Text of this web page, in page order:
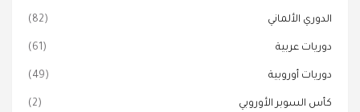
الدوري الألماني (82)
دوريات عربية (61)
دوريات أوروبية (49)
كأس السوبر الأوروبي (2)